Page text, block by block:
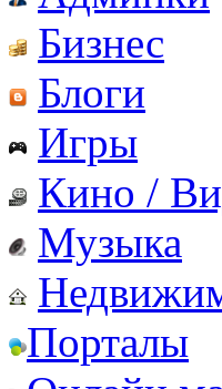
Бизнес
Блоги
Игры
Кино /
Музыка
Порталы